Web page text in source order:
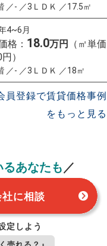
／- ／3ＬＤＫ ／17.5㎡
4~6月
格： 18.0万円
（㎡単価
）
／- ／3ＬＤＫ ／18㎡
員登録で賃貸価格事例
をもっと見る
あなたも／
に相談
定しよう